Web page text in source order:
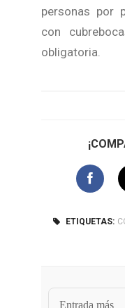
personas por
con
obligatoria.
ETIQUETAS:
Entrada más